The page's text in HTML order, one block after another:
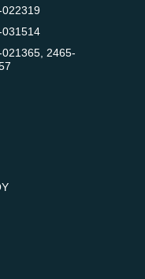
, 2465-